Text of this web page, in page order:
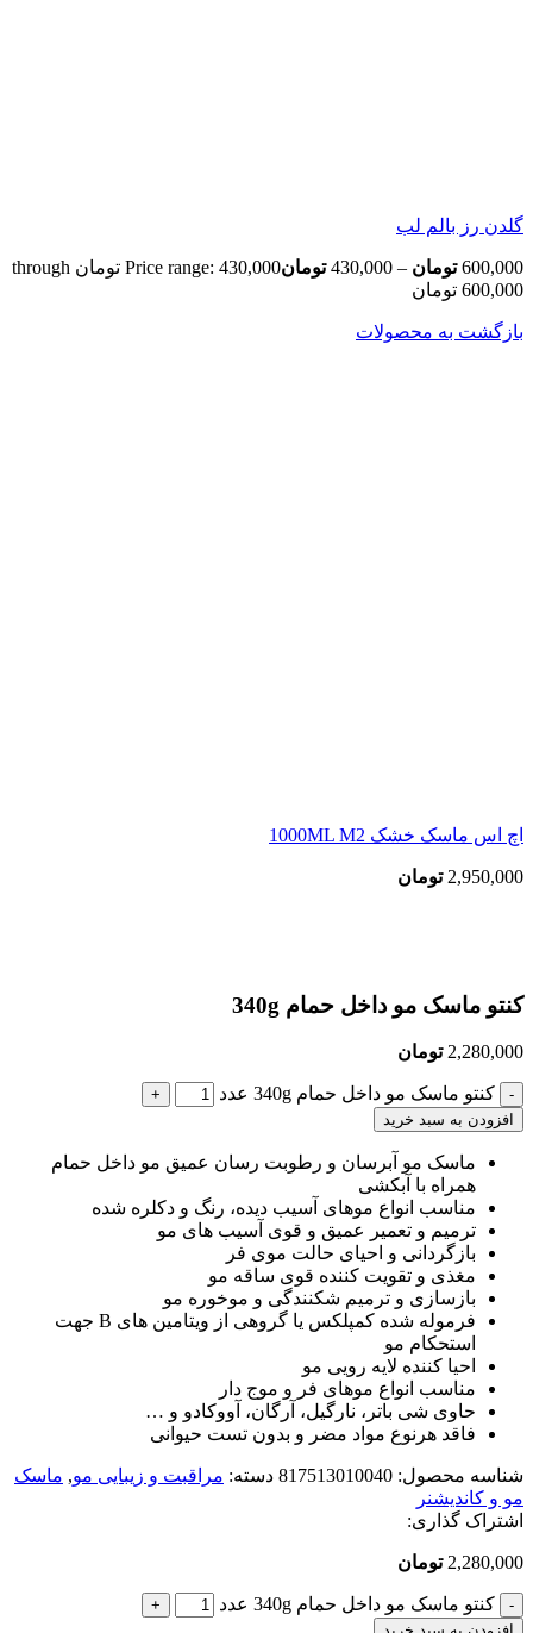
گلدن رز بالم لب
600,000 تومان –
430,000 تومان
Price range: 430,000 تومان through
600,000 تومان
بازگشت به محصولات
اچ اس ماسک خشک 1000ML M2
2,950,000 تومان
کنتو ماسک مو داخل حمام 340g
2,280,000 تومان
کنتو ماسک مو داخل حمام 340g عدد
افزودن به سبد خرید
ماسک مو آبرسان و رطوبت رسان عمیق مو داخل حمام
همراه با آبکشی
مناسب انواع موهای آسیب دیده، رنگ و دکلره شده
ترمیم و تعمیر عمیق و قوی آسیب های مو
بازگردانی و احیای حالت موی فر
مغذی و تقویت کننده قوی ساقه مو
بازسازی و ترمیم شکنندگی و موخوره مو
فرموله شده کمپلکس یا گروهی از ویتامین های B جهت
استحکام مو
احیا کننده لایه رویی مو
مناسب انواع موهای فر و موج دار
حاوی شی باتر، نارگیل، آرگان، آووکادو و …
فاقد هرنوع مواد مضر و بدون تست حیوانی
شناسه محصول: 817513010040 دسته: مراقبت و زیبایی مو, ماسک
مو و کاندیشنر
اشتراک گذاری:
2,280,000 تومان
کنتو ماسک مو داخل حمام 340g عدد